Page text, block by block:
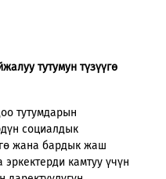
тутумун түзүүгө
тутумдарын
социалдык
жана бардык жаш
камтуу үчүн